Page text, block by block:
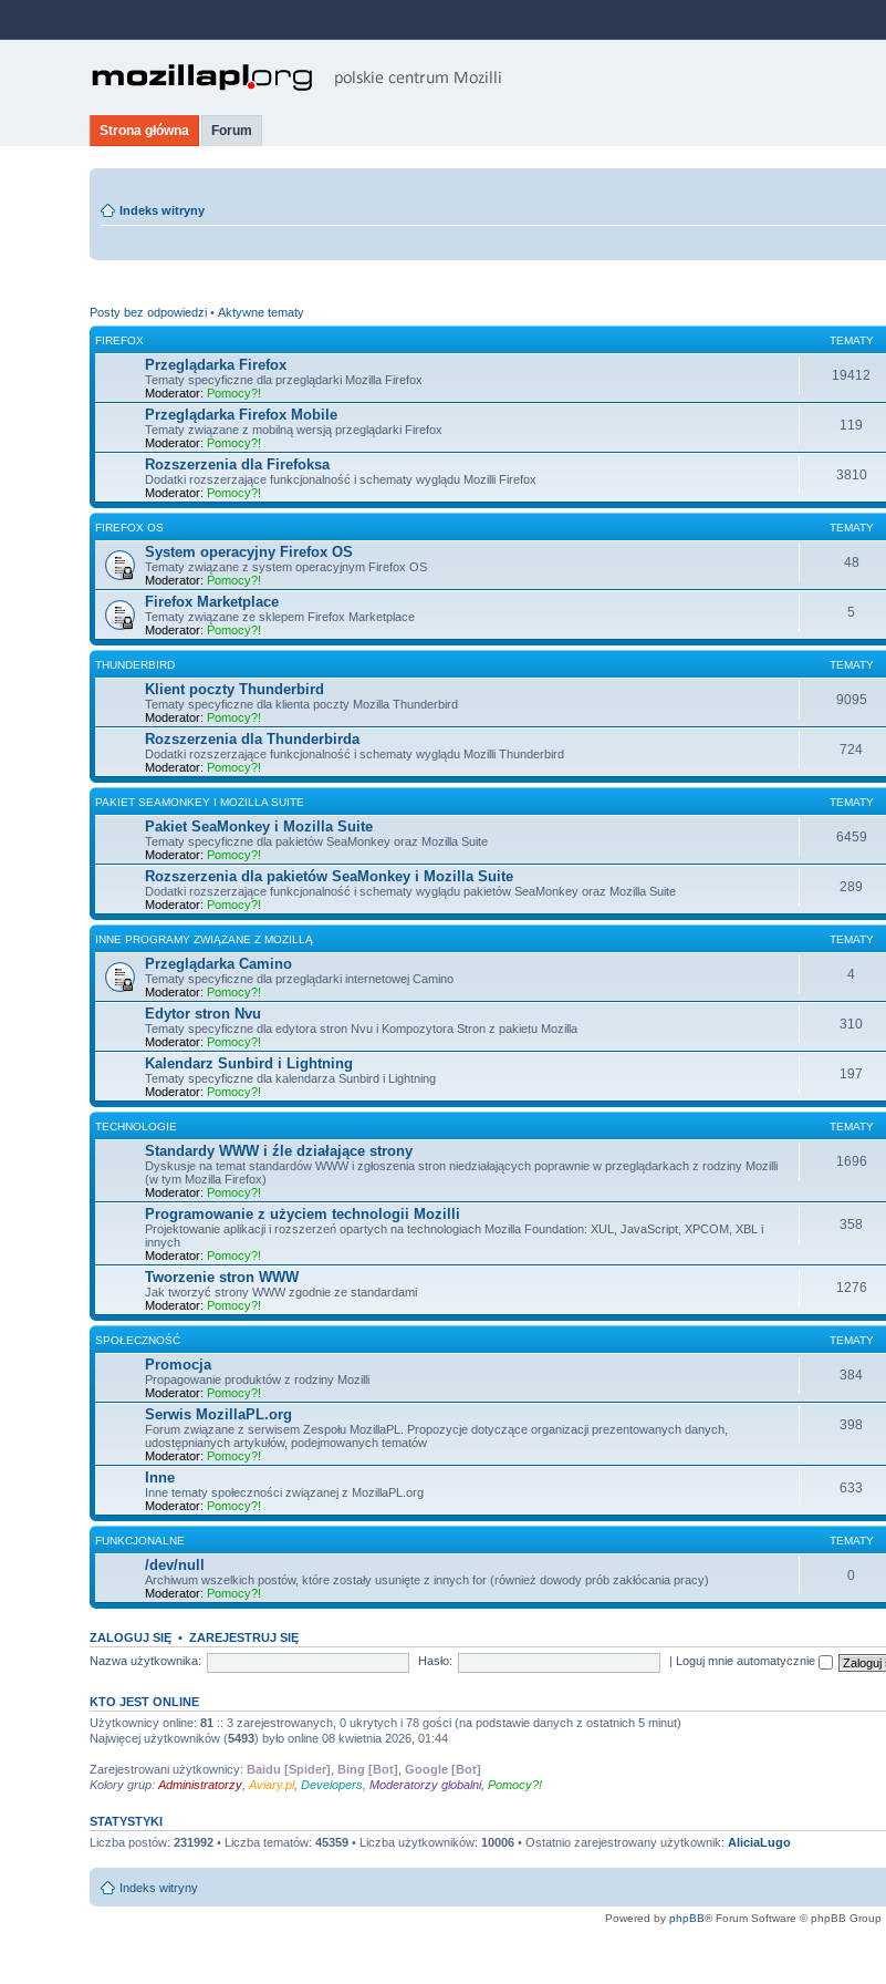
Strona główna Forum
Indeks witryny
Posty bez odpowiedzi• Aktywne tematy
FIREFOX TEMATY
Przeglądarka Firefox
Tematy specyficzne dla przeglądarki Mozilla Firefox
Moderator: Pomocy?!
19412
Przeglądarka Firefox Mobile
Tematy związane z mobilną wersją przeglądarki Firefox
Moderator: Pomocy?!
119
Rozszerzenia dla Firefoksa
Dodatki rozszerzające funkcjonalność i schematy wyglądu Mozilli Firefox
Moderator: Pomocy?!
3810
FIREFOX OS TEMATY
System operacyjny Firefox OS
Tematy związane z system operacyjnym Firefox OS
Moderator: Pomocy?!
48
Firefox Marketplace
Tematy związane ze sklepem Firefox Marketplace
Moderator: Pomocy?!
5
THUNDERBIRD TEMATY
Klient poczty Thunderbird
Tematy specyficzne dla klienta poczty Mozilla Thunderbird
Moderator: Pomocy?!
9095
Rozszerzenia dla Thunderbirda
Dodatki rozszerzające funkcjonalność i schematy wyglądu Mozilli Thunderbird
Moderator: Pomocy?!
724
PAKIET SEAMONKEY I MOZILLA SUITE TEMATY
Pakiet SeaMonkey i Mozilla Suite
Tematy specyficzne dla pakietów SeaMonkey oraz Mozilla Suite
Moderator: Pomocy?!
6459
Rozszerzenia dla pakietów SeaMonkey i Mozilla Suite
Dodatki rozszerzające funkcjonalność i schematy wyglądu pakietów SeaMonkey oraz Mozilla Suite
Moderator: Pomocy?!
289
INNE PROGRAMY ZWIĄZANE Z MOZILLĄ TEMATY
Przeglądarka Camino
Tematy specyficzne dla przeglądarki internetowej Camino
Moderator: Pomocy?!
4
Edytor stron Nvu
Tematy specyficzne dla edytora stron Nvu i Kompozytora Stron z pakietu Mozilla
Moderator: Pomocy?!
310
Kalendarz Sunbird i Lightning
Tematy specyficzne dla kalendarza Sunbird i Lightning
Moderator: Pomocy?!
197
TECHNOLOGIE TEMATY
Standardy WWW i źle działające strony
Dyskusje na temat standardów WWW i zgłoszenia stron niedziałających poprawnie w przeglądarkach z rodziny Mozilli
(w tym Mozilla Firefox)
Moderator: Pomocy?!
1696
Programowanie z użyciem technologii Mozilli
Projektowanie aplikacji i rozszerzeń opartych na technologiach Mozilla Foundation: XUL, JavaScript, XPCOM, XBL i
innych
Moderator: Pomocy?!
358
Tworzenie stron WWW
Jak tworzyć strony WWW zgodnie ze standardami
Moderator: Pomocy?!
1276
SPOŁECZNOŚĆ TEMATY
Promocja
Propagowanie produktów z rodziny Mozilli
Moderator: Pomocy?!
384
Serwis MozillaPL.org
Forum związane z serwisem Zespołu MozillaPL. Propozycje dotyczące organizacji prezentowanych danych,
udostępnianych artykułów, podejmowanych tematów
Moderator: Pomocy?!
398
Inne
Inne tematy społeczności związanej z MozillaPL.org
Moderator: Pomocy?!
633
FUNKCJONALNE TEMATY
/dev/null
Archiwum wszelkich postów, które zostały usunięte z innych for (również dowody prób zakłócania pracy)
Moderator: Pomocy?!
0
ZALOGUJ SIĘ• ZAREJESTRUJ SIĘ
Nazwa użytkownika:
Hasło: Loguj mnie automatycznie
KTO JEST ONLINE
Użytkownicy online: 81 :: 3 zarejestrowanych, 0 ukrytych i 78 gości (na podstawie danych z ostatnich 5 minut)
Najwięcej użytkowników (5493) było online 08 kwietnia 2026, 01:44
Zarejestrowani użytkownicy: Baidu [Spider] Bing [Bot] Google [Bot]
Kolory grup: Administratorzy, Aviary.pl, Developers, Moderatorzy globalni, Pomocy?!
STATYSTYKI
Liczba postów: 231992• Liczba tematów: 45359• Liczba użytkowników: 10006• Ostatnio zarejestrowany użytkownik: AliciaLugo
Indeks witryny
Powered by phpBB® Forum Software © phpBB Group